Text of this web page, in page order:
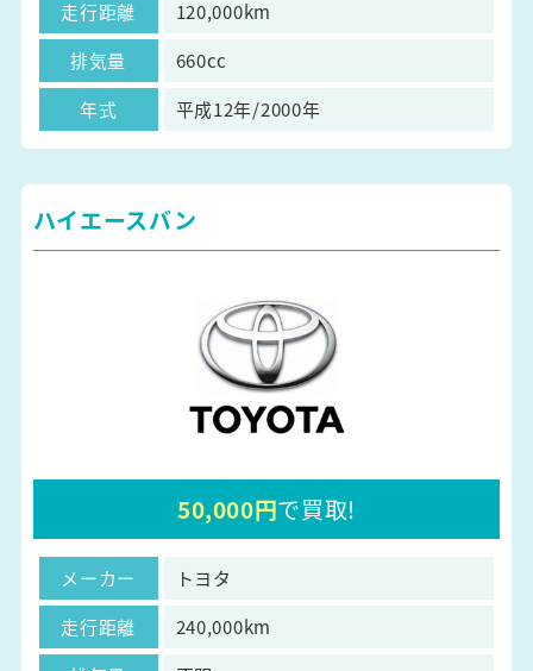
走行距離
120,000km
排気量
660cc
年式
平成12年/2000年
ハイエースバン
50,000円で買取!
メーカー
トヨタ
走行距離
240,000km